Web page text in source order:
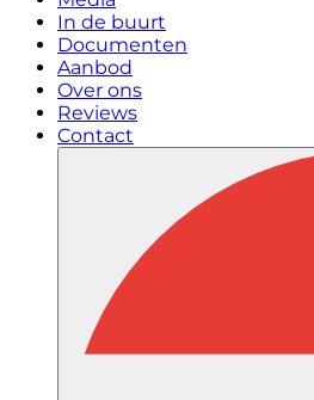
In de buurt
Documenten
Aanbod
Over ons
Reviews
Contact